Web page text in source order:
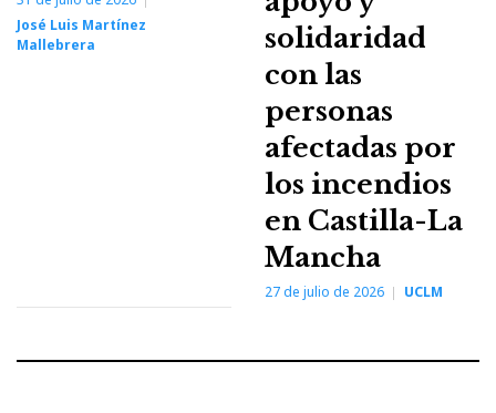
José Luis Martínez
Mallebrera
solidaridad
con las
personas
afectadas por
los incendios
en Castilla-La
Mancha
27 de julio de 2026 UCLM